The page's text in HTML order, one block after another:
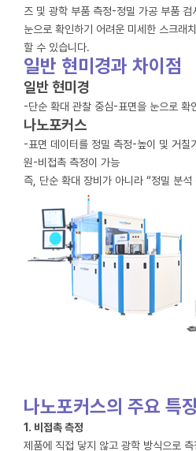
즈 및 광학 부품 측정-정밀 가공 부품 검
눈으로 확인하기 어려운 미세한 스크래
할 수 있습니다.
일반 현미경과 차이점
일반 현미경
-단순 확대 관찰 중심-표면을 눈으로 확
나노포커스
-표면 데이터를 정밀 측정-높이 및 거칠
원-비접촉 측정이 가능
즉, 단순 확대 장비가 아니라 “정밀 분
나노포커스의 주요 특징
1. 비접촉 측정
제품에 직접 닿지 않고 광학 방식으로 측